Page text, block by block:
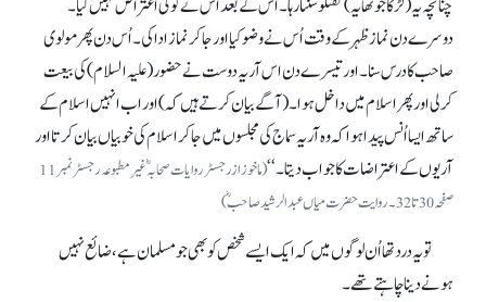
چنانچہ یہ (لڑکا جو تھا یہ) گفتگو سنتا رہا۔ اس کے بعد اُس نے کوئی اعتراض نہیں کیا۔
دوسرے دن نماز ظہر کے وقت اُس نے وضو کیا اور جا کر نماز ادا کی۔ اُس دن پھر مولوی
صاحب کا درس سنا۔ اور تیسرے دن اس آریہ دوست نے حضور (علیہ السلام) کی بیعت
کر لی اور پھر اسلام میں داخل ہوا۔ (آگے بیان کرتے ہیں کہ) اور اب انہیں اسلام کے
ساتھ ایسا اُنس پیدا ہوا کہ وہ آریہ سماج کی مجلسوں میں جا کر اسلام کی خوبیاں بیان کرتا اور
آریوں کے اعتراضات کا جواب دیتا۔‘‘
(ماخوز ازرجسٹر روایات صحابہؓ غیر مطبوعہ رجسٹر نمبر 11
صفحہ 30تا 32۔ روایت حضرت میاں عبدالرشید صاحبؓ)
تو یہ درد تھا اُن لوگوں میں کہ ایک ایسے شخص کو بھی جو مسلمان ہے، ضائع نہیں
ہونے دینا چاہتے تھے۔